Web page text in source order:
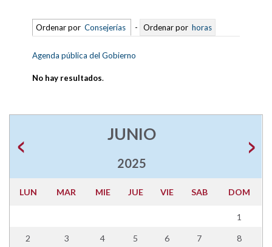
Ordenar por Consejerías - Ordenar por horas
Agenda pública del Gobierno
No hay resultados.
JUNIO
2025
LUN MAR MIE JUE VIE SAB DOM
1
2 3 4 5 6 7 8